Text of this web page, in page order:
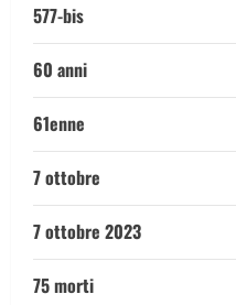
577-bis
60 anni
61enne
7 ottobre
7 ottobre 2023
75 morti